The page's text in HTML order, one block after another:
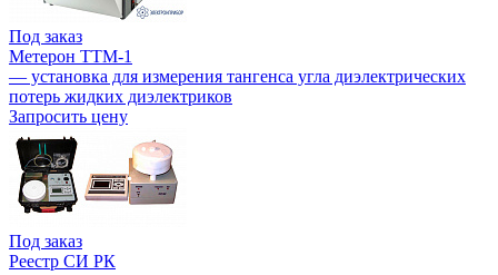
Под заказ
Метерон ТТМ-1
— установка для измерения тангенса угла диэлектрических
потерь жидких диэлектриков
Запросить цену
Под заказ
Реестр СИ РК